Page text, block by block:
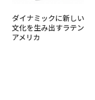
ダイナミックに新しい
文化を生み出すラテン
アメリカ